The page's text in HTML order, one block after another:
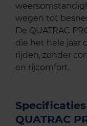
wegen tot
De QUATRAC
die het hele jaar
rijden, zonder
en rijcomfort.
QUATRAC